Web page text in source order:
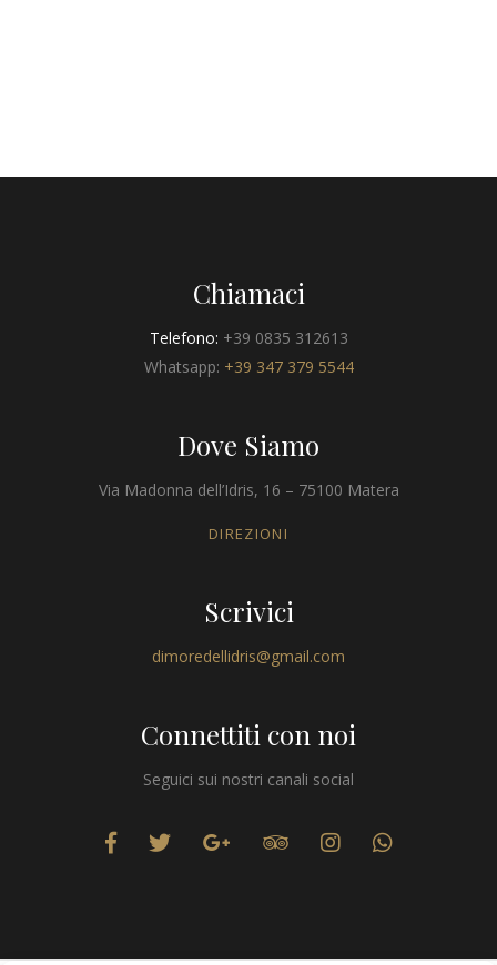
Chiamaci
Telefono: +39 0835 312613
Whatsapp: +39 347 379 5544
Dove Siamo
Via Madonna dell’Idris, 16 – 75100 Matera
DIREZIONI
Scrivici
dimoredellidris@gmail.com
Connettiti con noi
Seguici sui nostri canali social